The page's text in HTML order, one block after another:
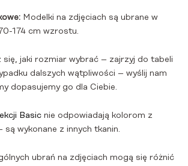
Modelki na zdjęciach są ubrane w
174 cm wzrostu.
się, jaki rozmiar wybrać – zajrzyj do tabeli
dalszych wątpliwości – wyślij nam
dopasujemy go dla Ciebie.
Basic nie odpowiadają kolorom z
są wykonane z innych tkanin.
ubrań na zdjęciach mogą się różnić